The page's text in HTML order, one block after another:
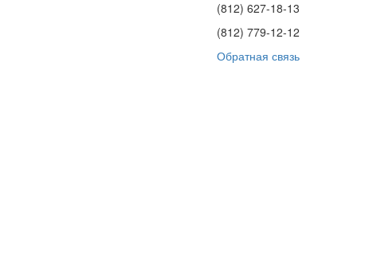
(812) 627-18-13
(812) 779-12-12
Обратная связь